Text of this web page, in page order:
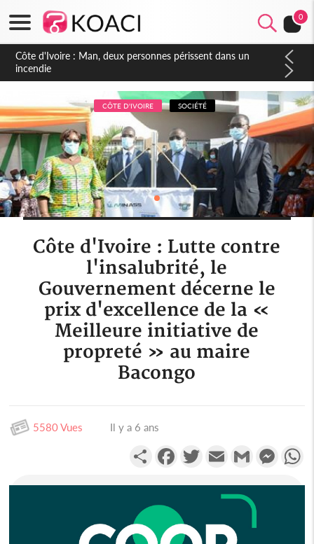
0
Côte d'Ivoire : Séileu, la célébration de la fête nationale
transformée en vaste campagne contre les produits
dépigmentants dangereux
CÔTE D'IVOIRE SOCIÉTÉ
Côte d'Ivoire : Lutte contre
l'insalubrité, le
Gouvernement décerne le
prix d'excellence de la «
Meilleure initiative de
propreté » au maire
Bacongo
5580 Vues Il y a 6 ans
PartagerFacebookTwitterEmail Gmail